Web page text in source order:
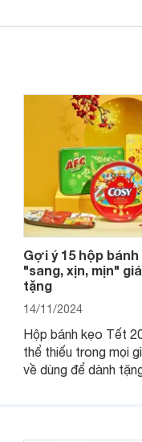
Gợi ý 15 hộp
"sang, xịn, mịn"
tặng
14/11/2024
Hộp bánh kẹo Tết
thể thiếu trong mọi
về dùng để dành